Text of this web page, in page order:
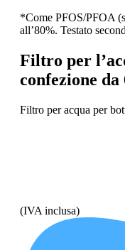
*Come PFOS/PFOA
all’80%. Testato
Filtro per
confezione
Filtro per acqua per
(IVA inclusa)